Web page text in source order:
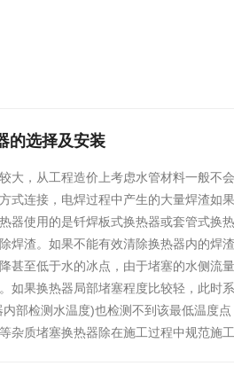
的选择及安装
大，从工程造价上考虑水管材料一般不
式连接，电焊过程中产生的大量焊渣如
器使用的是钎焊板式换热器或套管式换
焊渣。如果不能有效清除换热器内的焊
甚至低于水的冰点，由于堵塞的水侧流
如果换热器局部堵塞程度比较轻，此时
部检测水温度)也检测不到该最低温度
杂质堵塞换热器除在施工过程中规范施